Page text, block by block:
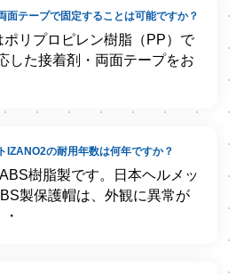
面テープで固定することは可能ですか？
ポリプロピレン樹脂（PP）で
した接着剤・両面テープをお
IZANO2の耐用年数は何年ですか？
樹脂製です。日本ヘルメッ
製保護帽は、外観に異常が